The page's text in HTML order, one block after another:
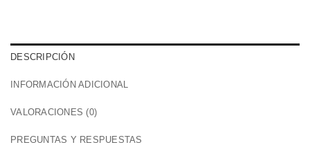
DESCRIPCIÓN
INFORMACIÓN ADICIONAL
VALORACIONES (0)
PREGUNTAS Y RESPUESTAS